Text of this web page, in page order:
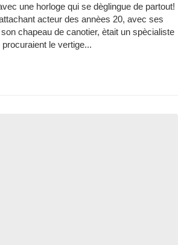
une horloge qui se dèglingue de partout!
acteur des annèes 20, avec ses
chapeau de canotier, ètait un spècialiste
le vertige...